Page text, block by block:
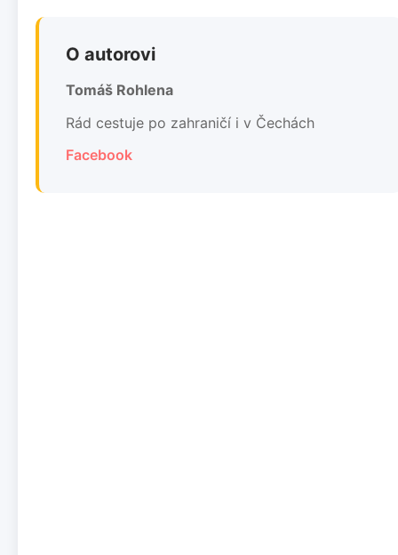
O autorovi
Tomáš Rohlena
Rád cestuje po zahraničí i v Čechách
Facebook